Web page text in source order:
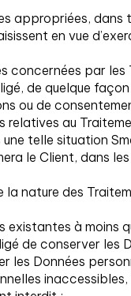
appropriées, dans
en vue
concernées par les
de quelque façon
ou de
au
telle situation
le Client, dans
nature des
à moins
de conserver les
les Données